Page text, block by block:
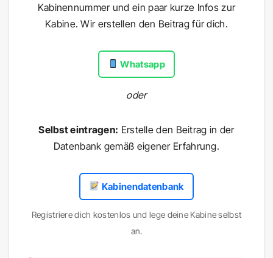
Kabinennummer und ein paar kurze Infos zur
Kabine. Wir erstellen den Beitrag für dich.
Whatsapp
oder
Selbst eintragen: Erstelle den Beitrag in der
Datenbank gemäß eigener Erfahrung.
Kabinendatenbank
Registriere dich kostenlos und lege deine Kabine selbst
an.